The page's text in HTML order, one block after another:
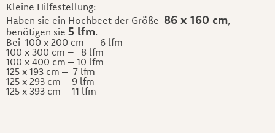
Kleine Hilfestellung:
Haben sie ein Hochbeet der Größe 86 x 160 cm,
benötigen sie 5 lfm.
Bei 100 x 200 cm – 6 lfm
100 x 300 cm – 8 lfm
100 x 400 cm – 10 lfm
125 x 193 cm – 7 lfm
125 x 293 cm – 9 lfm
125 x 393 cm – 11 lfm